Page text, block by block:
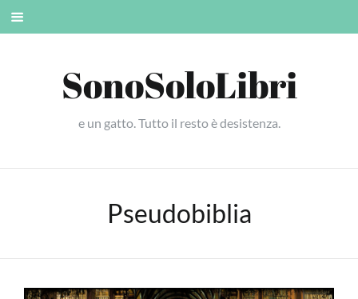
Skip
SonoSoloLibri
e un gatto. Tutto il resto è desistenza.
Pseudobiblia